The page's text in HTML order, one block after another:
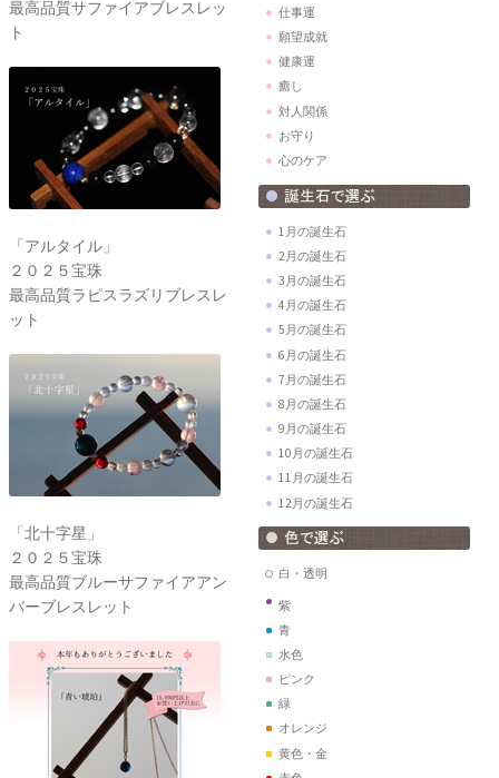
最高品質サファイアブレスレッ
ト
「アルタイル」
２０２５宝珠
最高品質ラピスラズリブレスレ
ット
「北十字星」
２０２５宝珠
最高品質ブルーサファイアアン
バーブレスレット
仕事運
願望成就
健康運
癒し
対人関係
お守り
心のケア
1月の誕生石
2月の誕生石
3月の誕生石
4月の誕生石
5月の誕生石
6月の誕生石
7月の誕生石
8月の誕生石
9月の誕生石
10月の誕生石
11月の誕生石
12月の誕生石
白・透明
紫
青
水色
ピンク
緑
オレンジ
黄色・金